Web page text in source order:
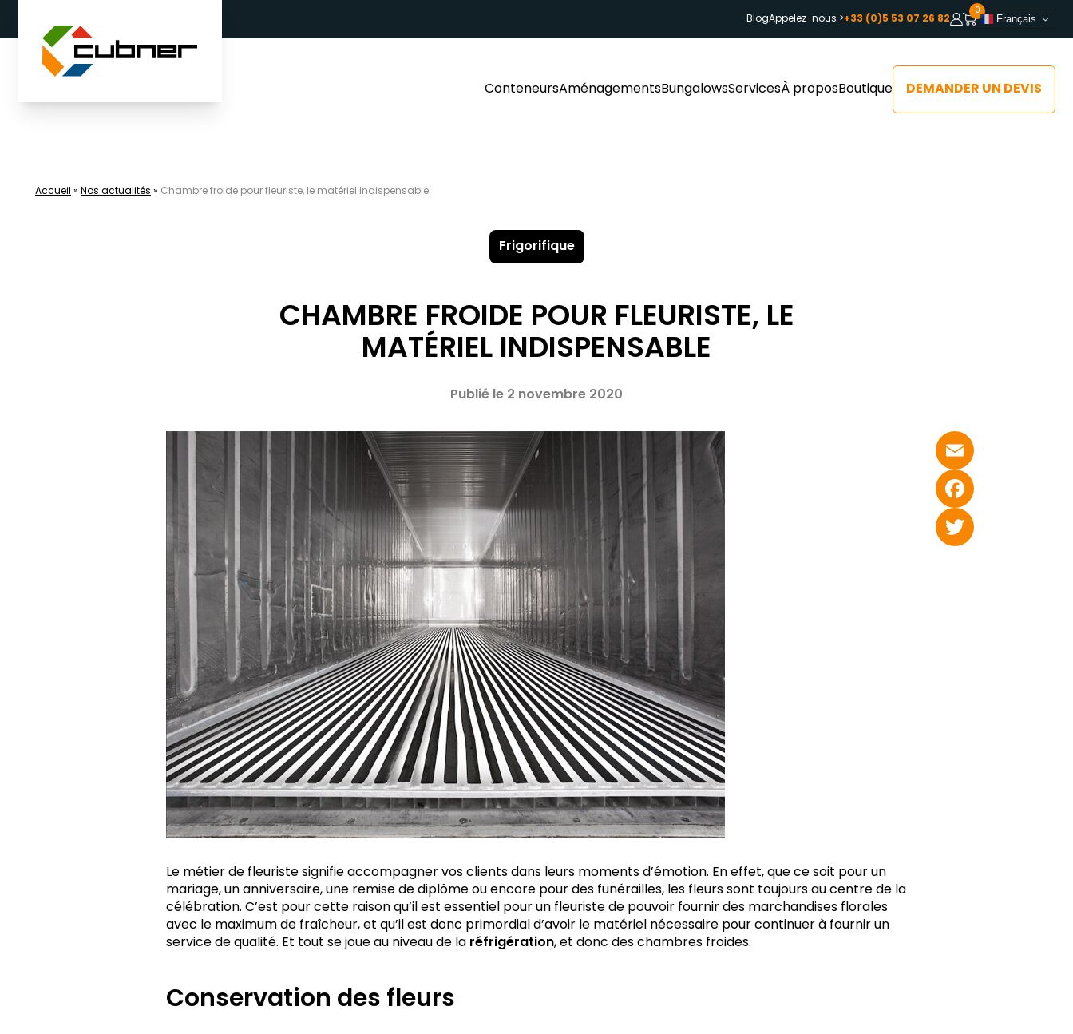
BlogAppelez-nous >+33 (0)5 53 07 26 82
0
Français
ConteneursAménagementsBungalowsServicesÀ proposBoutique DEMANDER UN DEVIS
Accueil» Nos actualités» Chambre froide pour fleuriste, le matériel indispensable
Frigorifique
CHAMBRE FROIDE POUR FLEURISTE, LE
MATÉRIEL INDISPENSABLE
Publié le 2 novembre 2020
Email
Facebook
Le métier de fleuriste signifie accompagner vos clients dans leurs moments d’émotion. En effet, que ce soit pour un
mariage, un anniversaire, une remise de diplôme ou encore pour des funérailles, les fleurs sont toujours au centre de la
célébration. C’est pour cette raison qu’il est essentiel pour un fleuriste de pouvoir fournir des marchandises florales
avec le maximum de fraîcheur, et qu’il est donc primordial d’avoir le matériel nécessaire pour continuer à fournir un
service de qualité. Et tout se joue au niveau de laréfrigération, et donc des chambres froides.
Conservation des fleurs